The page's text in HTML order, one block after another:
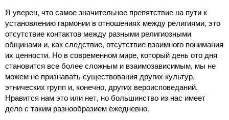
Я уверен, что самое значительное препятствие на пути к
установлению гармонии в отношениях между религиями, это
отсутствие контактов между разными религиозными
общинами и, как следствие, отсутствие взаимного понимания
их ценности. Но в современном мире, который день ото дня
становится все более сложным и взаимозависимым, мы не
можем не признавать существования других культур,
этнических групп и, конечно, других вероисповеданий.
Нравится нам это или нет, но большинство из нас имеет
дело с таким разнообразием ежедневно.